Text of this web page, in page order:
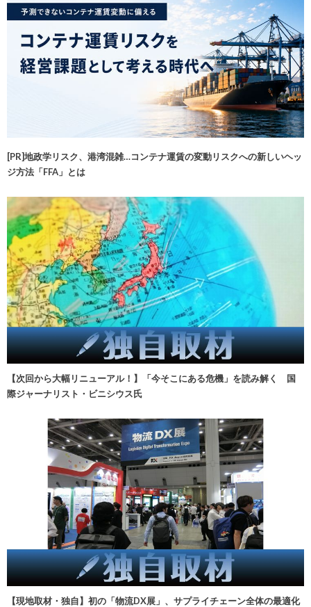
[PR]地政学リスク、港湾混雑…コンテナ運賃の変動リスクへの新しいヘッ
ジ方法「FFA」とは
【次回から大幅リニューアル！】「今そこにある危機」を読み解く 国
際ジャーナリスト・ビニシウス氏
【現地取材・独自】初の「物流DX展」、サプライチェーン全体の最適化